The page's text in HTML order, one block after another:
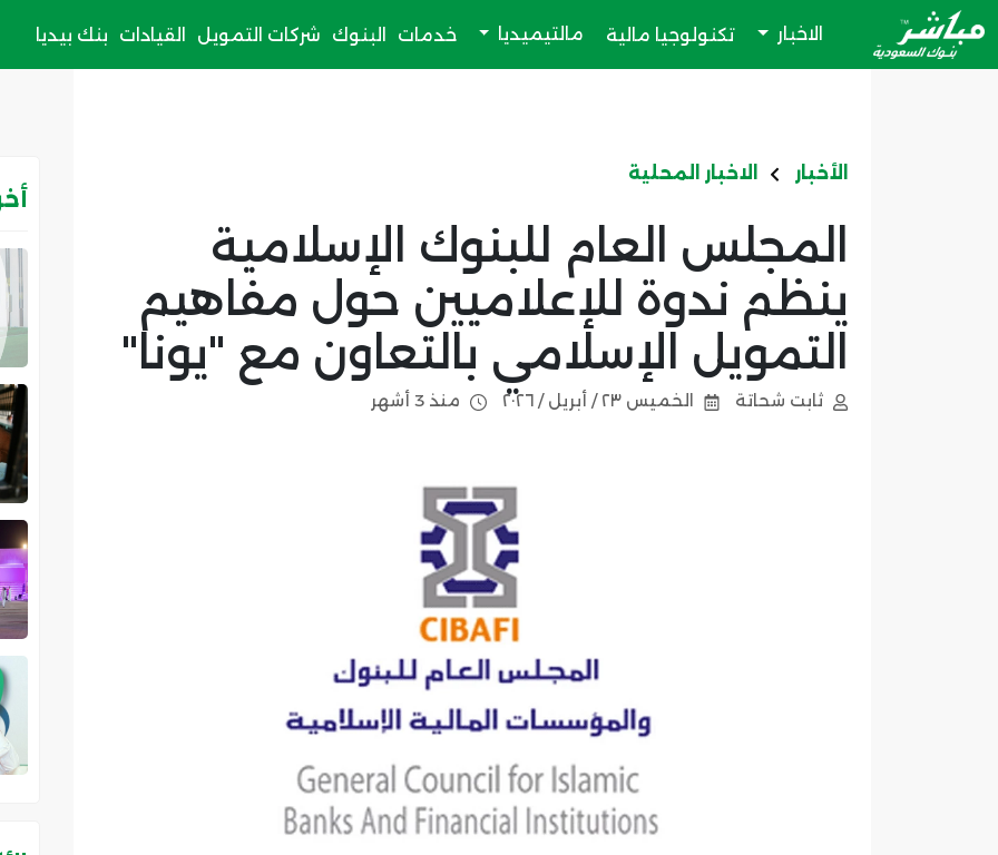
الاخبار تكنولوجيا مالية مالتيميديا خدمات البنوك شركات التمويل القيادات بنك بيديا
الأخبار الاخبار المحلية
المجلس العام للبنوك الإسلامية
ينظم ندوة للإعلاميين حول مفاهيم
التمويل الإسلامي بالتعاون مع "يونا"
ثابت شحاتة الخميس ٢٣ / أبريل / ٢٠٢٦ منذ 3 أشهر